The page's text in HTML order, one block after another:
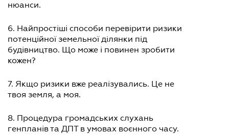
нюанси.
6. Найпростіші способи перевірити ризики
потенційної земельної ділянки під
будівництво. Що може і повинен зробити
кожен?
7. Якщо ризики вже реалізувались. Це не
твоя земля, а моя.
8. Процедура громадських слухань
генпланів та ДПТ в умовах воєнного часу.